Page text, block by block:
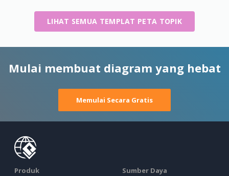
LIHAT SEMUA TEMPLAT PETA TOPIK
Mulai membuat diagram yang hebat
Memulai Secara Gratis
Produk Sumber Daya